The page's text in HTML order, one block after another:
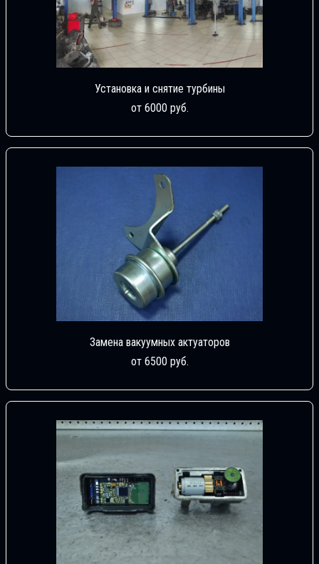
Установка и снятие турбины
от 6000 руб.
Замена вакуумных актуаторов
от 6500 руб.